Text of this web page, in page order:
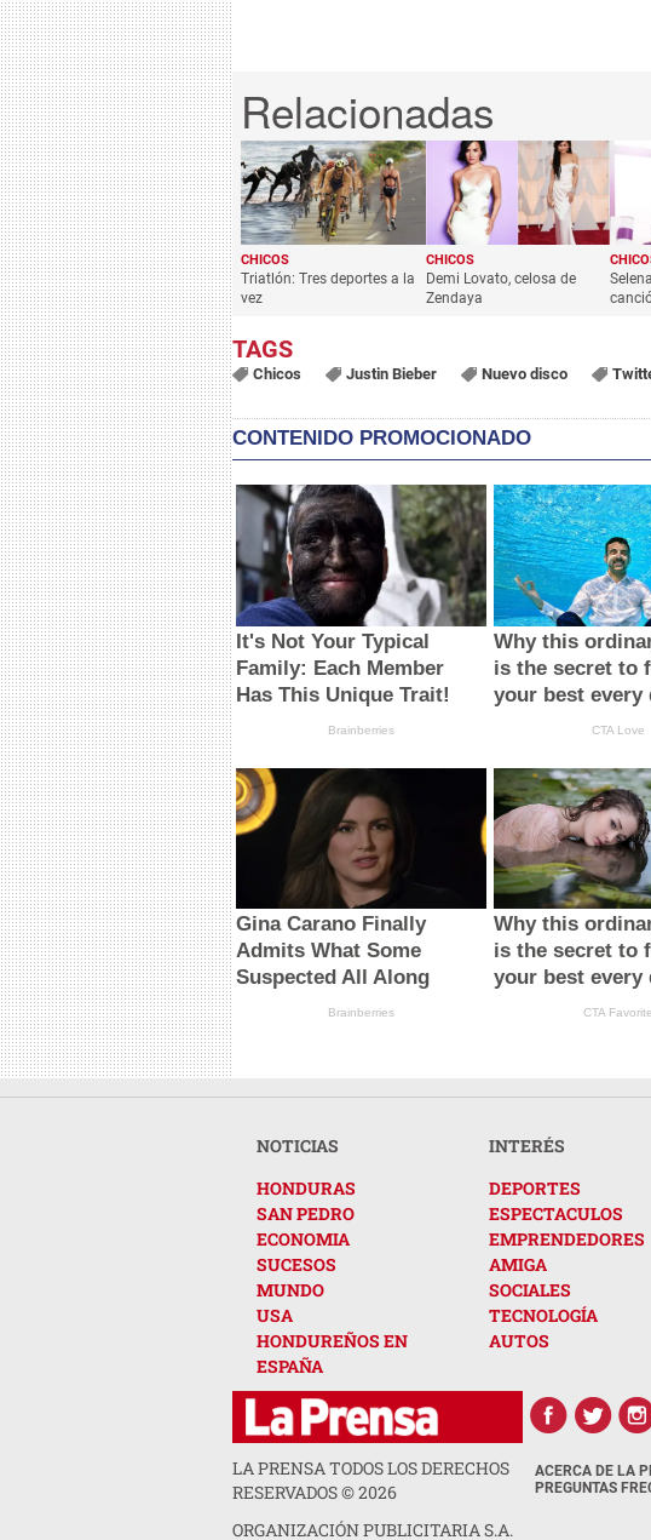
CHICOS
Triatlón: Tres deportes a la
vez
CHICOS
Demi Lovato, celosa de
Zendaya
Chicos Justin Bieber Nuevo disco
CONTENIDO PROMOCIONADO
It's Not Your Typical
Family: Each Member
Has This Unique Trait!
Brainberries
Why this
is the secret to
your best every
CTA Love
Gina Carano Finally
Admits What Some
Suspected All Along
Brainberries
Why this
is the secret to
your best every
CTA Favorite
NOTICIAS
HONDURAS
SAN PEDRO
ECONOMIA
SUCESOS
MUNDO
USA
HONDUREÑOS EN
ESPAÑA
INTERÉS
DEPORTES
ESPECTACULOS
EMPRENDEDORES
AMIGA
SOCIALES
TECNOLOGÍA
AUTOS
LA PRENSA TODOS LOS DERECHOS
RESERVADOS ©2026
ORGANIZACIÓN PUBLICITARIA S.A.
ACERCA DE LA
PREGUNTAS